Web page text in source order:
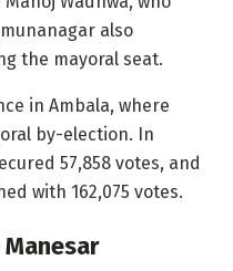
also
the mayoral seat.
in Ambala, where
by-election. In
57,858 votes, and
with 162,075 votes.